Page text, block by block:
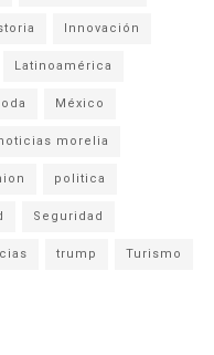
Innovación
Latinoamérica
México
morelia
politica
Seguridad
trump Turismo